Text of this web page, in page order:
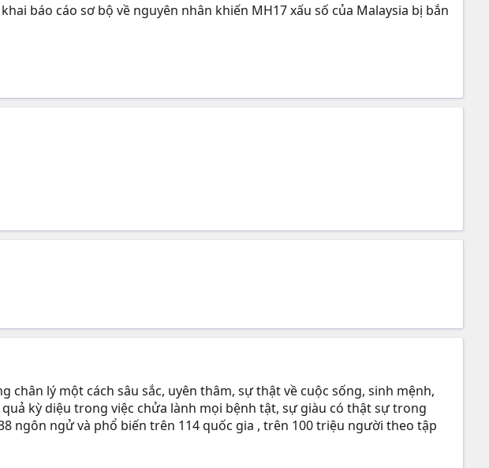
báo cáo sơ bộ về nguyên nhân khiến MH17 xấu số của Malaysia bị bắn
lý một cách sâu sắc, uyên thâm, sự thật về cuộc sống, sinh mệnh,
kỳ diệu trong việc chửa lành mọi bệnh tật, sự giàu có thật sự trong
ngôn ngử và phổ biến trên 114 quốc gia , trên 100 triệu người theo tập